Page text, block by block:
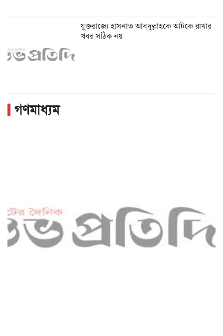
যুক্তরাজ্যে হাসনাত আবদুল্লাহকে আটকে রাখার
খবর সঠিক নয়
গণমাধ্যম